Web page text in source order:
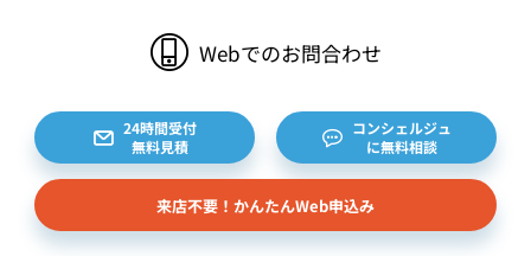
Webでのお問合わせ
24時間受付
無料見積
コンシェルジュ
に無料相談
来店不要！かんたんWeb申込み